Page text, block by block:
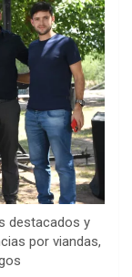
destacados y
por viandas,